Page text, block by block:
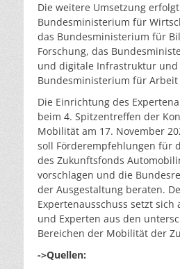
Die weitere Umsetzung
Bundesministerium für
das Bundesministerium für
Forschung, das
und digitale Infrastruktur und
Bundesministerium für Arbeit
Die Einrichtung des
beim 4. Spitzentreffen der
Mobilität am 17. November
soll Förderempfehlungen für
des Zukunftsfonds
vorschlagen und die
der Ausgestaltung beraten.
Expertenausschuss setzt sich
und Experten aus den
Bereichen der Mobilität der
->Quellen: